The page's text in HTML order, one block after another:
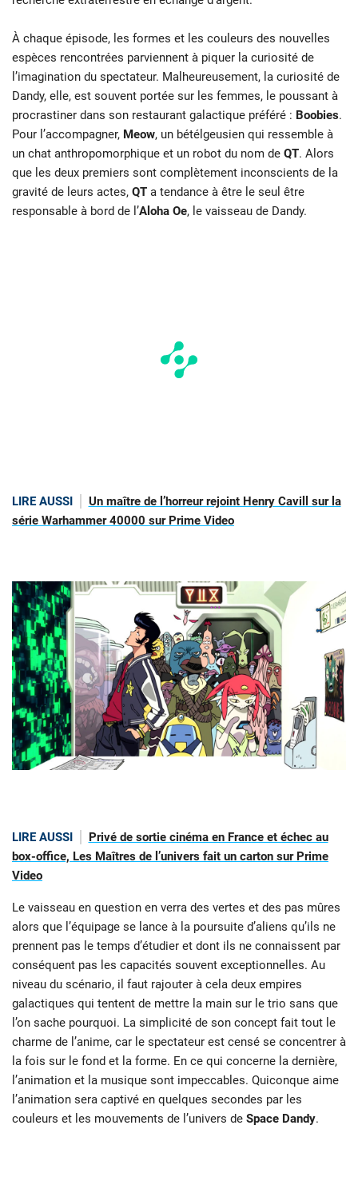
À chaque épisode, les formes et les couleurs des nouvelles
espèces rencontrées parviennent à piquer la curiosité de
l’imagination du spectateur. Malheureusement, la curiosité de
Dandy, elle, est souvent portée sur les femmes, le poussant à
procrastiner dans son restaurant galactique préféré : Boobies.
Pour l’accompagner, Meow, un bétélgeusien qui ressemble à
un chat anthropomorphique et un robot du nom de QT. Alors
que les deux premiers sont complètement inconscients de la
gravité de leurs actes, QT a tendance à être le seul être
responsable à bord de l’Aloha Oe, le vaisseau de Dandy.
LIRE AUSSI
Un maître de l’horreur rejoint Henry Cavill sur la
série Warhammer 40000 sur Prime Video
LIRE AUSSI
Privé de sortie cinéma en France et échec au
box-office, Les Maîtres de l’univers fait un carton sur Prime
Video
Le vaisseau en question en verra des vertes et des pas mûres
alors que l’équipage se lance à la poursuite d’aliens qu’ils ne
prennent pas le temps d’étudier et dont ils ne connaissent par
conséquent pas les capacités souvent exceptionnelles. Au
niveau du scénario, il faut rajouter à cela deux empires
galactiques qui tentent de mettre la main sur le trio sans que
l’on sache pourquoi. La simplicité de son concept fait tout le
charme de l’anime, car le spectateur est censé se concentrer à
la fois sur le fond et la forme. En ce qui concerne la dernière,
l’animation et la musique sont impeccables. Quiconque aime
l’animation sera captivé en quelques secondes par les
couleurs et les mouvements de l’univers de Space Dandy.